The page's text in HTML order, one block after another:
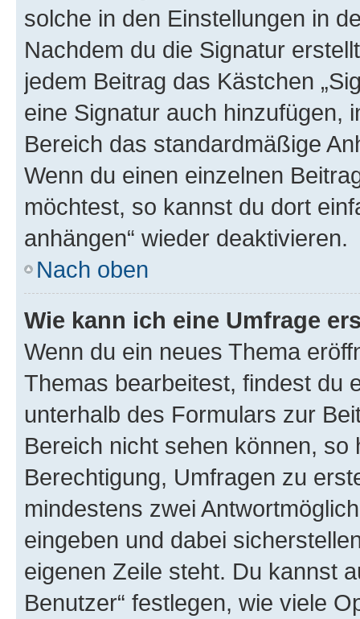
solche in den Einstellungen in
Nachdem du die Signatur
jedem Beitrag das Kästchen
eine Signatur auch hinzufügen,
Bereich das standardmäßige
Wenn du einen einzelnen
möchtest, so kannst du dort
anhängen“ wieder deaktivieren.
Nach oben
Wie kann ich eine Umfrage
Wenn du ein neues Thema
Themas bearbeitest, findest du
unterhalb des Formulars zur
Bereich nicht sehen können,
Berechtigung, Umfragen zu
mindestens zwei
eingeben und dabei
eigenen Zeile steht. Du kannst
Benutzer“ festlegen, wie viele